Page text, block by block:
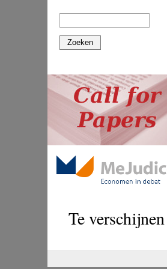
Zoeken
Te verschijnen